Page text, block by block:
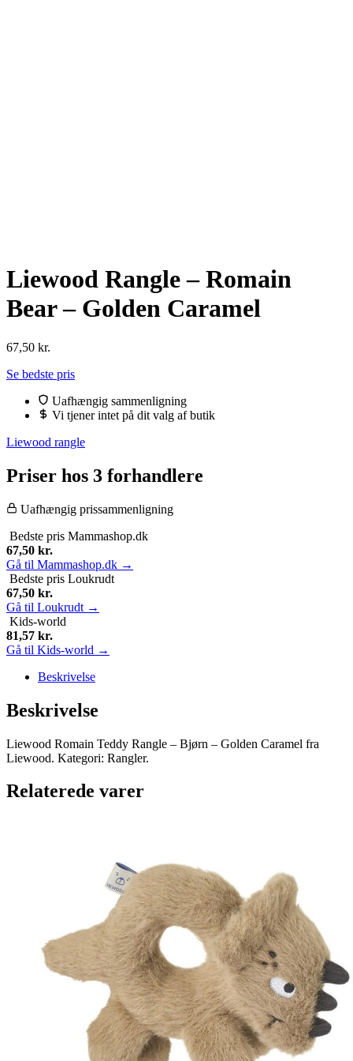
Liewood Rangle – Romain
Bear – Golden Caramel
67,50 kr.
Se bedste pris
Uafhængig sammenligning
Vi tjener intet på dit valg af butik
Liewood rangle
Priser hos 3 forhandlere
Uafhængig prissammenligning
Bedste pris Mammashop.dk
67,50 kr.
Gå til Mammashop.dk →
Bedste pris Loukrudt
67,50 kr.
Gå til Loukrudt →
Kids-world
81,57 kr.
Gå til Kids-world →
Beskrivelse
Beskrivelse
Liewood Romain Teddy Rangle – Bjørn – Golden Caramel fra
Liewood. Kategori: Rangler.
Relaterede varer